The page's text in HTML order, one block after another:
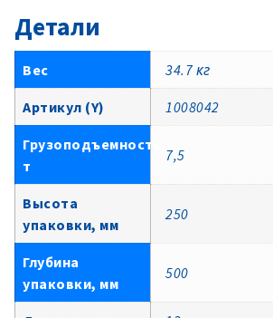
Детали
Вес 34.7 кг
Артикул (Y) 1008042
Грузоподъемность,
т
7,5
Высота
упаковки, мм
250
Глубина
упаковки, мм
500